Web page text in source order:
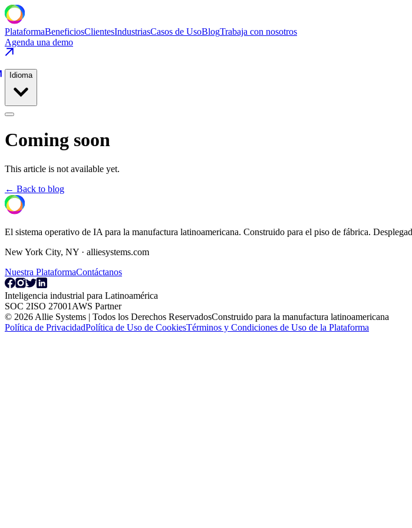
PlataformaBeneficiosClientesIndustriasCasos de UsoBlogTrabaja con nosotros
Agenda una demo
Idioma
Coming soon
This article is not available yet.
← Back to blog
El sistema operativo de IA para la manufactura latinoamericana. Construido para el piso de fábrica.
New York City, NY · alliesystems.com
Nuestra PlataformaContáctanos
Inteligencia industrial para Latinoamérica
SOC 2ISO 27001 AWS Partner
© 2026 Allie Systems | Todos los Derechos ReservadosConstruido para la manufactura latinoamericana
Política de PrivacidadPolítica de Uso de CookiesTérminos y Condiciones de Uso de la Plataforma